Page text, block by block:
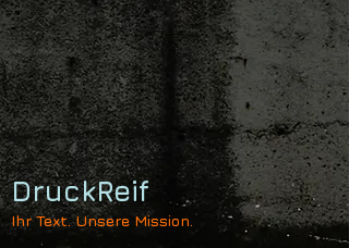
DruckReif
Ihr Text. Unsere Mission.